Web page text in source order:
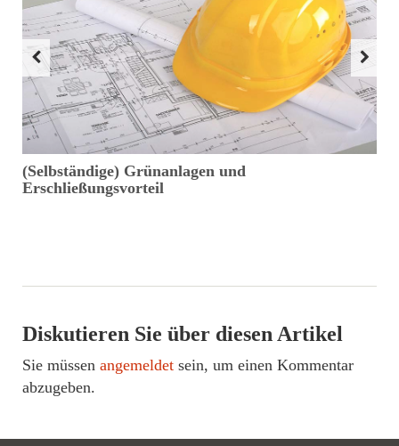
(Selbständige) Grünanlagen und
Erschließungsvorteil
Diskutieren Sie über diesen Artikel
Sie müssen angemeldet sein, um einen Kommentar
abzugeben.